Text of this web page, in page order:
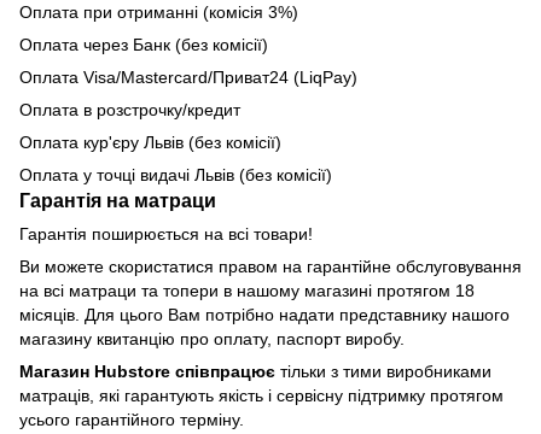
Оплата при отриманні (комісія 3%)
Оплата через Банк (без комісії)
Оплата Visa/Mastercard/Приват24 (LiqPay)
Оплата в розстрочку/кредит
Оплата кур'єру Львів (без комісії)
Оплата у точці видачі Львів (без комісії)
Гарантія на матраци
Гарантія поширюється на всі товари!
Ви можете скористатися правом на гарантійне обслуговування
на всі матраци та топери в нашому магазині протягом 18
місяців. Для цього Вам потрібно надати представнику нашого
магазину квитанцію про оплату, паспорт виробу.
Магазин Hubstore співпрацює тільки з тими виробниками
матраців, які гарантують якість і сервісну підтримку протягом
усього гарантійного терміну.